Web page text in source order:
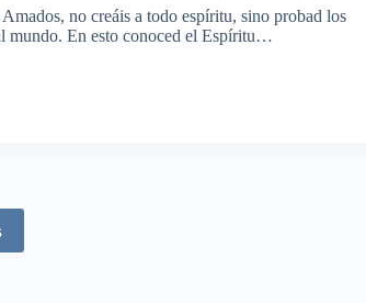
no creáis a todo espíritu, sino probad los
mundo. En esto conoced el Espíritu…